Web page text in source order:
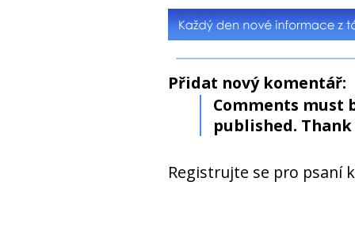
Přidat nový komentář:
Comments must
published. Thank
Registrujte se pro psaní